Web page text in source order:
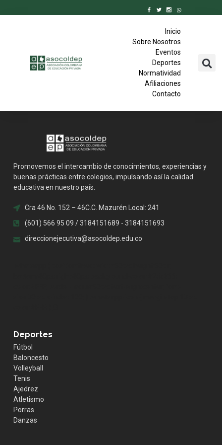
Inicio
Sobre Nosotros
Eventos
Deportes
Normatividad
Afiliaciones
Contacto
Promovemos el intercambio de conocimientos, experiencias y
buenas prácticas entre colegios, impulsando así la calidad
educativa en nuestro país.
Cra 46 No. 152 – 46C.C. Mazurén Local: 241
(601) 566 95 09 / 3184151689 - 3184151693
direccionejecutiva@asocoldep.edu.co
Deportes
Fútbol
Baloncesto
Volleyball
Tenis
Ajedrez
Atletismo
Porras
Danzas